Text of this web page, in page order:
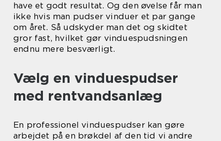
have et godt resultat. Og den øvelse får man
ikke hvis man pudser vinduer et par gange
om året. Så udskyder man det og skidtet
gror fast, hvilket gør vinduespudsningen
endnu mere besværligt.
Vælg en vinduespudser
med rentvandsanlæg
En professionel vinduespudser kan gøre
arbejdet på en brøkdel af den tid vi andre